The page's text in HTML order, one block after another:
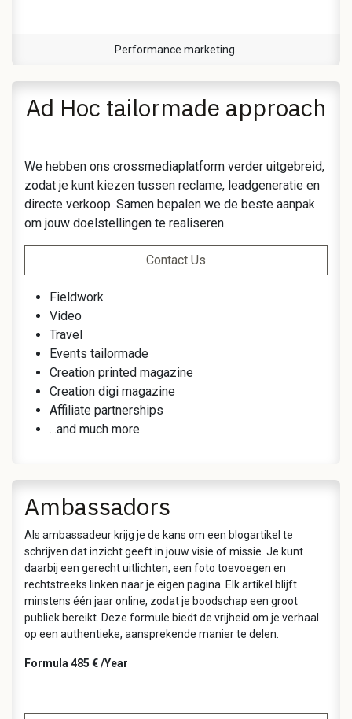
Performance marketing
Ad Hoc tailormade approach
We hebben ons crossmediaplatform verder uitgebreid,
zodat je kunt kiezen tussen reclame, leadgeneratie en
directe verkoop. Samen bepalen we de beste aanpak
om jouw doelstellingen te realiseren. ​
Contact Us
Fieldwork
Video
Travel
Events tailormade
Creation printed magazine
Creation digi magazine
Affiliate partnerships
...and much more
Ambassadors
Als ambassadeur krijg je de kans om een blogartikel te
schrijven dat inzicht geeft in jouw visie of missie. Je kunt
daarbij een gerecht uitlichten, een foto toevoegen en
rechtstreeks linken naar je eigen pagina. Elk artikel blijft
minstens één jaar online, zodat je boodschap een groot
publiek bereikt. Deze formule biedt de vrijheid om je verhaal
op een authentieke, aansprekende manier te delen.
Formula 485 € /Year